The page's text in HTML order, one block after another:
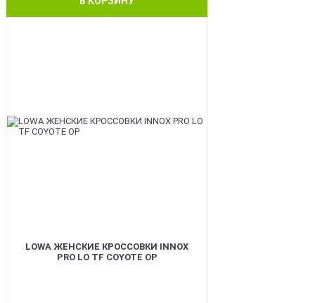
LOWA ЖЕНСКИЕ КРОССОВКИ INNOX
PRO LO TF COYOTE OP